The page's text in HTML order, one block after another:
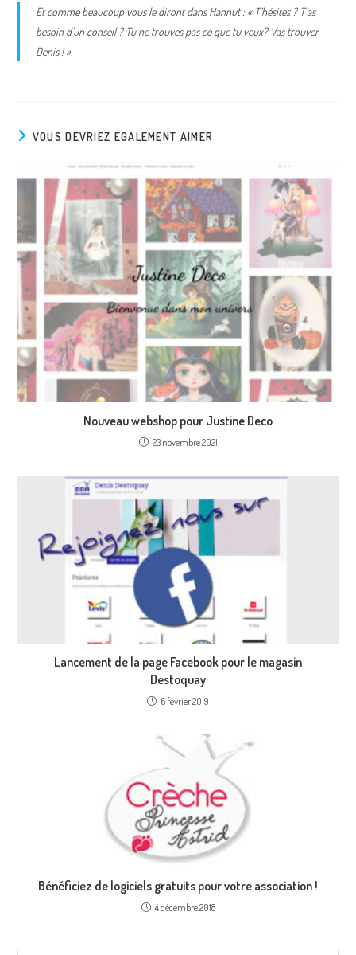
Et comme beaucoup vous le diront dans Hannut : « T’hésites ? T’as
besoin d’un conseil ? Tu ne trouves pas ce que tu veux? Vas trouver
Denis !».
VOUS DEVRIEZ ÉGALEMENT AIMER
Nouveau webshop pour Justine Deco
23 novembre 2021
Lancement de la page Facebook pour le magasin
Destoquay
6 février 2019
Bénéficiez de logiciels gratuits pour votre association !
4 décembre 2018